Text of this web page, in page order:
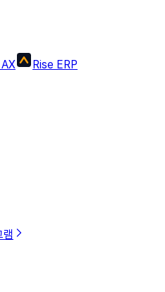
Rise ERP
램